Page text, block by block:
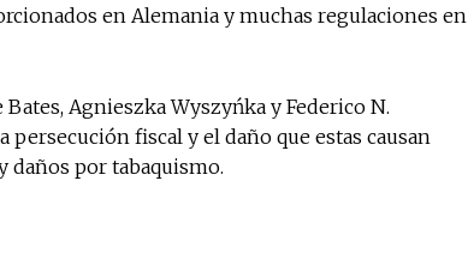
en Alemania y muchas regulaciones en
Agnieszka Wyszyńka y Federico N.
fiscal y el daño que estas causan
daños por tabaquismo.